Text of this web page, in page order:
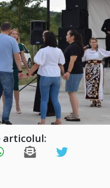
articolul: